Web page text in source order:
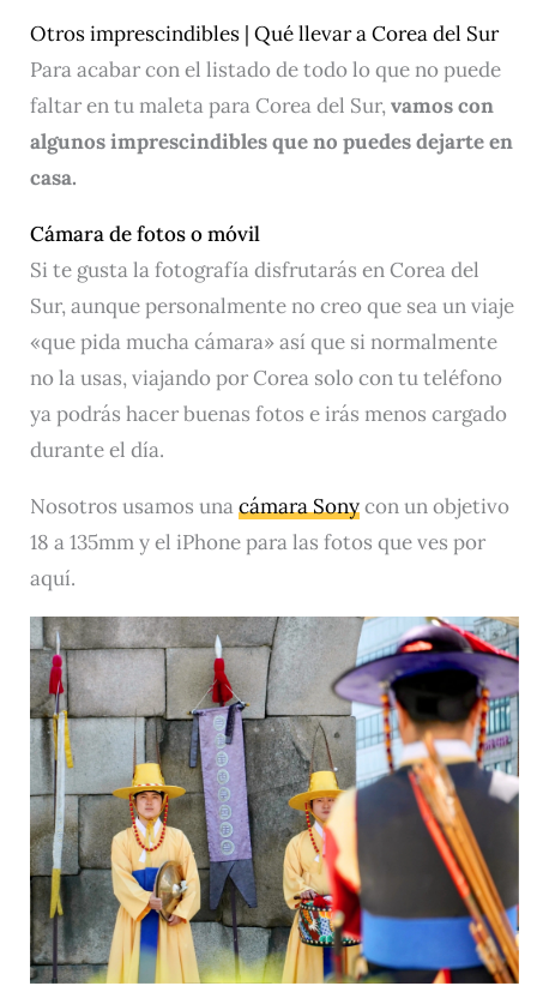
Otros imprescindibles | Qué llevar a Corea del Sur
Para acabar con el listado de todo lo que no puede
faltar en tu maleta para Corea del Sur,vamos con
algunos imprescindibles que no puedes dejarte en
casa.
Cámara de fotos o móvil
Si te gusta la fotografía disfrutarás en Corea del
Sur, aunque personalmente no creo que sea un viaje
«que pida mucha cámara» así que si normalmente
no la usas, viajando por Corea solo con tu teléfono
ya podrás hacer buenas fotos e irás menos cargado
durante el día.
Nosotros usamos unacámara Sonycon un objetivo
18 a 135mm y el iPhone para las fotos que ves por
aquí.